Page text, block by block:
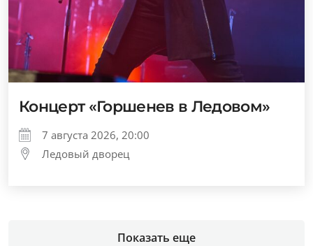
Концерт «Горшенев в Ледовом»
7 августа 2026, 20:00
Ледовый дворец
Показать еще